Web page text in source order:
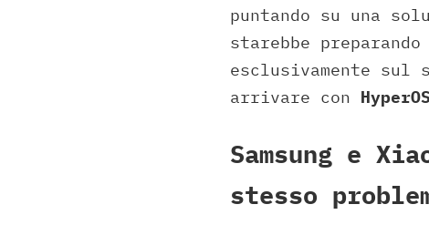
puntando su una
starebbe
esclusivamente sul
arrivare con
Samsung e
stesso